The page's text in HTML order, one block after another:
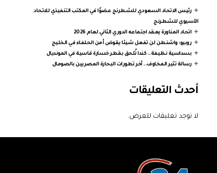
رئيس الاتحاد السعودي للشطرنج عضوًا في المكتب التنفيذي للاتحاد
الآسيوي للشطرنج
اتحاد المناورة يعقد اجتماعه الدوري الثاني لعام 2026
روبيو: واشنطن لن تفعل شيئا يقوض أمن الحلفاء في الخليج
بسداسية نظيفة.. كندا تُلحق بقطر خسارة قاسية في المونديال
رسالة تثير المخاوف.. آخر تطورات البحارة المصريين بالصومال
أحدث التعليقات
لا توجد تعليقات للعرض.